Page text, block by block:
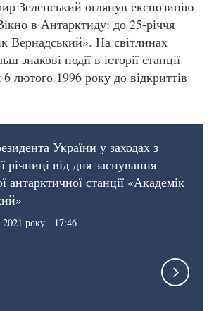
Зеленський оглянув експозицію
в Антарктиду: до 25-річчя
Вернадський». На світлинах
знакові події в історії станції –
6 лютого 1996 року до відкриттів
України у заходах з
річниці від дня заснування
антарктичної станції «Академік
року - 17:46